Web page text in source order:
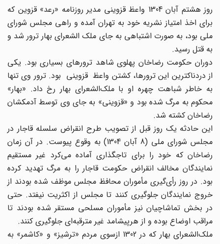
روز هشتم آبان 1304 واعظ قزوینی مدیر روزنامه «رعد» قزوین که
برای اخذ امتیاز نشریه خود به تهران آمده و راهی مجلس شورای
ملی بود، به صورت اشتباهی به جای ملک الشعرای بهار ترور شد و
به قتل رسید.
دوران حکومت رضاخان پهلوی شاهد ترورهای بسیاری بود. یکی
از دردناکترین این ترورها، کشتن واعظ قزوینی بود. ترور وی تنها
به خاطر شباهت چهره او با ملک‌الشعرای بهار رخ داد. «بهار»
محکوم به مرگ شده بود و «قزوینی» به جای وی توسط آدمکشان
رضاخان کشته شد.
این حادثه یک روز قبل از تصویب طرح انقراض سلسله قاجار در
مجلس شورای ملی (8 آبان 1304) به وقوع پیوست. در آن زمان
رضاخان که خود را برای تاجگذاری آماده می‌کرد غیر مستقیم
نمایندگان مخالف انقراض حکومت قاجار را به مرگ تهدید کرده
بود. در روز رأی‌گیری مأموران محافظ مجلس موظف شده بودند از
خروج نمایندگان جلوگیری کنند تا مجلس از اکثریت نیفتد. حتی
در بخش تماشاچیان نیز مأموران مسلحی مستقر شده بودند تا
مراقب اوضاع بوده و از هرپیشامد غیر مترقبه‌ای جلوگیری کنند.
ملک‌الشعرای بهار که در 1302 ازسوی مردم «ترشیز» و «کاشمر» به